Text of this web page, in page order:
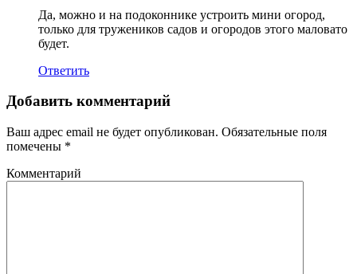
Да, можно и на подоконнике устроить мини огород,
только для тружеников садов и огородов этого маловато
будет.
Ответить
Добавить комментарий
Ваш адрес email не будет опубликован. Обязательные поля
помечены *
Комментарий